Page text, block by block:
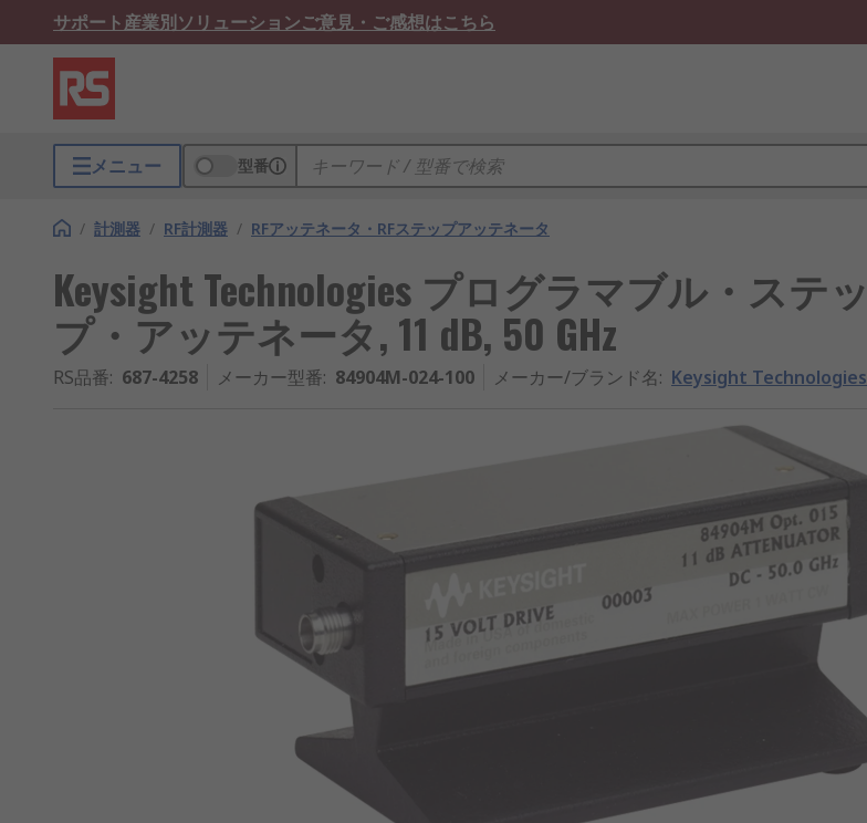
サポート産業別ソリューションご意見・ご感想はこちら
メニュー 型番
/ 計測器 / RF計測器 / RFアッテネータ・RFステップアッテネータ
Keysight Technologies プログラマブル・ステッ
プ・アッテネータ, 11 dB, 50 GHz
RS品番: 687-4258 メーカー型番: 84904M-024-100 メーカー/ブランド名: Keysight Technologies